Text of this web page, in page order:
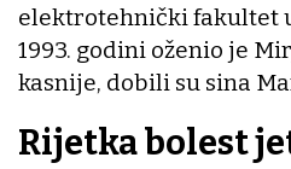
elektrotehnički fakultet
1993. godini oženio je
kasnije, dobili su sina
Rijetka bolest